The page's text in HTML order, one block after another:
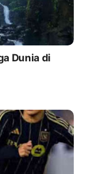
Dunia di